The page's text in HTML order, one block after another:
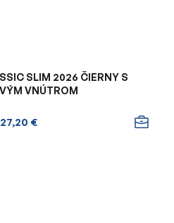
SLIM 2026 ČIERNY S
VNÚTROM
€